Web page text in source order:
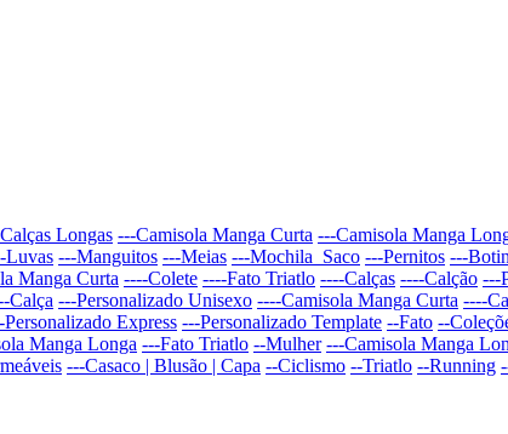
Longas ---Camisola Manga Curta ---Camisola Manga
Luvas ---Manguitos ---Meias ---Mochila_Saco ---Pernitos ---
Manga Curta ----Colete ----Fato Triatlo ----Calças ----Calção ---
Calça ---Personalizado Unisexo ----Camisola Manga Curta ----
Personalizado Express ---Personalizado Template --Fato --
Manga Longa ---Fato Triatlo --Mulher ---Camisola Manga
---Casaco | Blusão | Capa --Ciclismo --Triatlo --Running